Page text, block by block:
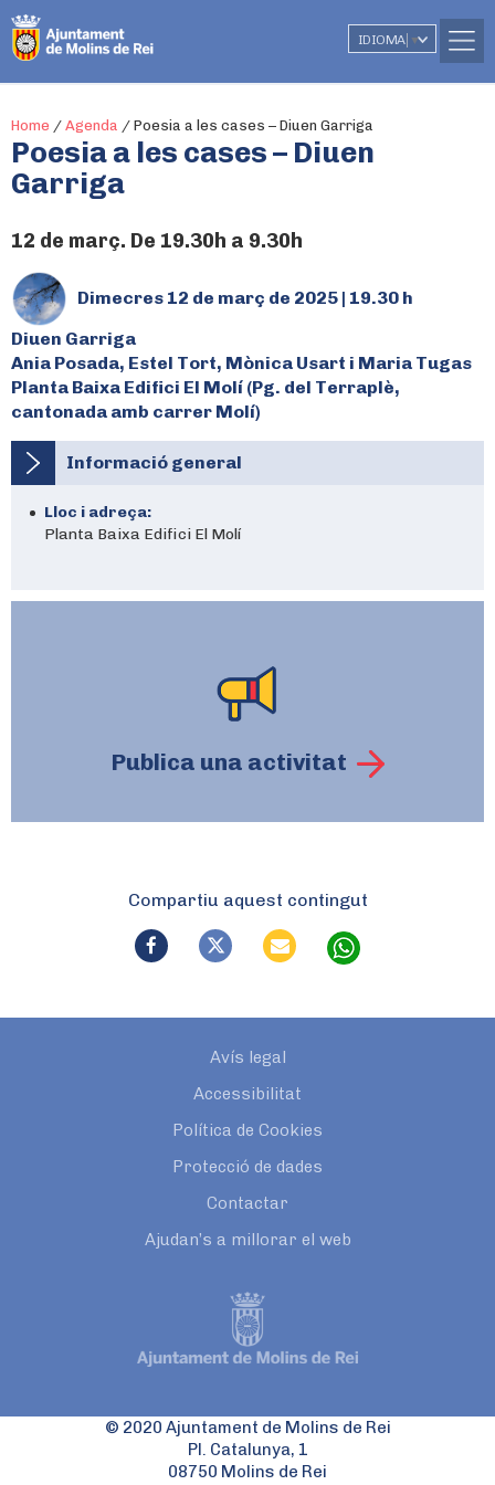
IDIOMA ▼
Home / Agenda / Poesia a les cases – Diuen Garriga
Poesia a les cases – Diuen
Garriga
12 de març. De 19.30h a 9.30h
Dimecres 12 de març de 2025 | 19.30 h
Diuen Garriga
Ania Posada, Estel Tort, Mònica Usart i Maria Tugas
Planta Baixa Edifici El Molí (Pg. del Terraplè,
cantonada amb carrer Molí)
Informació general
Lloc i adreça:
Planta Baixa Edifici El Molí
Publica una activitat
Compartiu aquest contingut
Avís legal
Accessibilitat
Política de Cookies
Protecció de dades
Contactar
Ajudan’s a millorar el web
© 2020 Ajuntament de Molins de Rei
Pl. Catalunya, 1
08750 Molins de Rei